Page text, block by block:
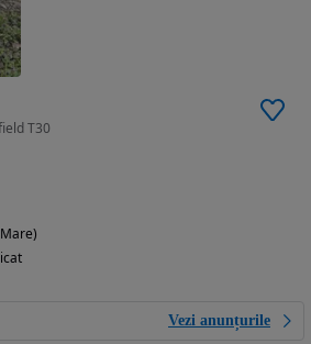
T30
Vezi anunțurile